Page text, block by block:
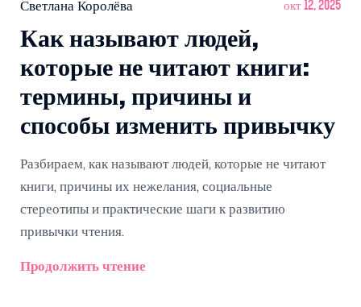
Светлана Королёва окт 12, 2025
Как называют людей,
которые не читают книги:
термины, причины и
способы изменить привычку
Разбираем, как называют людей, которые не читают
книги, причины их нежелания, социальные
стереотипы и практические шаги к развитию
привычки чтения.
Продолжить чтение